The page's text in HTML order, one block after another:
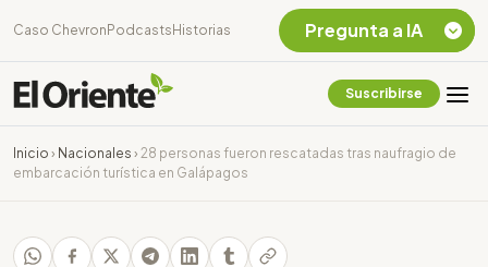
Caso Chevron Podcasts Historias
Suscribirse
Inicio › Nacionales › 28 personas fueron rescatadas tras naufragio de
embarcación turística en Galápagos
Pregunta a IA
Chevron Ecuador